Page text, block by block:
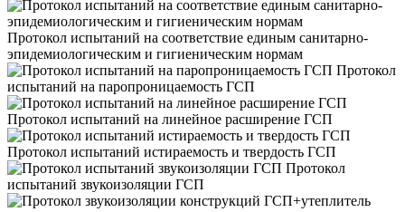
Протокол испытаний на соответствие единым санитарно-
эпидемиологическим и гигиеническим нормам
Протокол
испытаний на паропроницаемость ГСП
Протокол испытаний на линейное расширение ГСП
Протокол испытаний истираемость и твердость ГСП
Протокол
испытаний звукоизоляции ГСП